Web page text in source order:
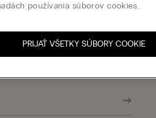
používania súborov cookies.
PRIJAŤ VŠETKY SÚBORY COOKIE